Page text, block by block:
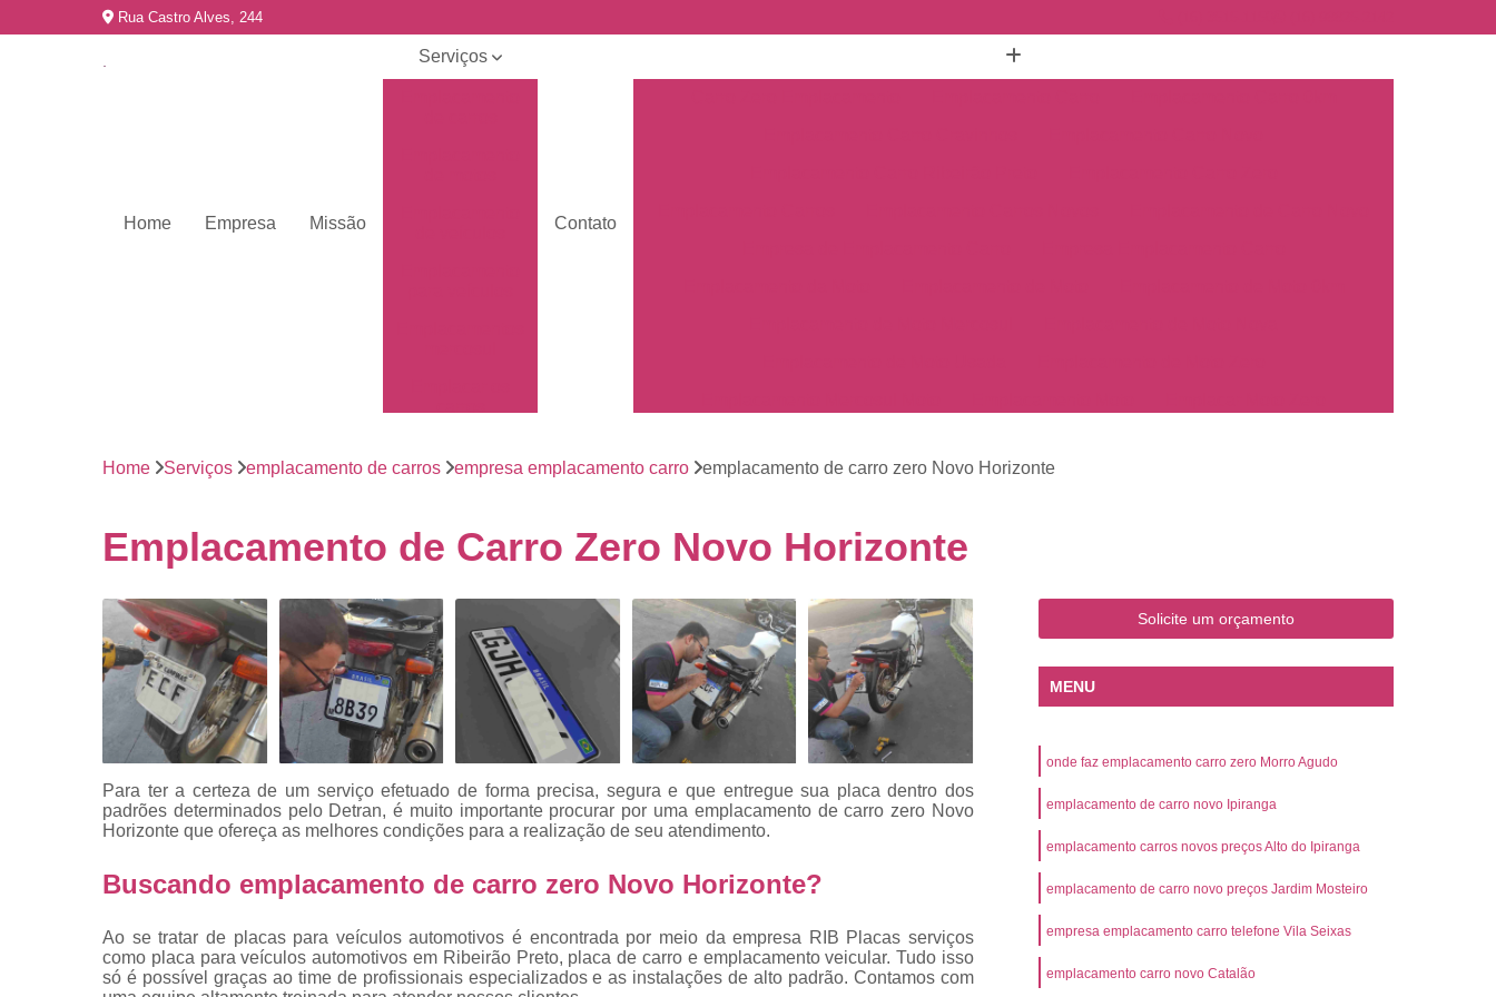
Rua Castro Alves, 244
Home Empresa Missão
Serviços
emplacamento
Placa de motos
Placas
automotivas
Placas de carro
Placas de
veículo
Placas
Placas modelo
mercosul
carro
veiculares
Reforma de
Contato
Emplacamento da Placa Mercosul
Emplacamento de Veículo Pcd
Emplacamento do Carro
Emplacamento do Veículo
Emplacamento Veículos Novos
Emplacamento Veículos Zero
Detran Emplacamento de Veículo
Emplacamento de Veículo
Emplacamento de Veículo Cravinhos
Emplacamento de Veículo Novo
Emplacamento de Veículo Zero
Emplacamento Veículo Novo
Emplacamento Veículo Zero
Emplacamento Veículos
Processo de Emplacamento de Veículo Zero
Detran Emplacamento Mercosul
Emplacamento Mercosul
Emplacamento Mercosul Cravinhos
Emplacamento Mercosul Preço
Emplacamento Mercosul Ribeirão Preto
Emplacamento Mercosul Valor
Home Serviços emplacamento de carros empresa emplacamento carro emplacamento de carro zero Novo Horizonte
Emplacamento de Carro Zero Novo Horizonte
Para ter a certeza de um serviço efetuado de forma precisa, segura e que entregue sua placa dentro dos
padrões determinados pelo Detran, é muito importante procurar por uma emplacamento de carro zero Novo
Horizonte que ofereça as melhores condições para a realização de seu atendimento.
Buscando emplacamento de carro zero Novo Horizonte?
Ao se tratar de placas para veículos automotivos é encontrada por meio da empresa RIB Placas serviços
como placa para veículos automotivos em Ribeirão Preto, placa de carro e emplacamento veicular. Tudo isso
só é possível graças ao time de profissionais especializados e as instalações de alto padrão. Contamos com
Solicite um orçamento
MENU
onde faz emplacamento carro zero Morro Agudo
emplacamento de carro novo Ipiranga
emplacamento carros novos preços Alto do Ipiranga
emplacamento de carro novo preços Jardim Mosteiro
empresa emplacamento carro telefone Vila Seixas
emplacamento carro novo Catalão